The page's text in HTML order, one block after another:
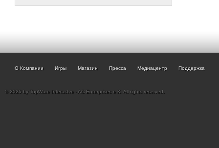
О Компании Игры Магазин Пресса Медиацентр Поддержка
© 2026 by TopWare Interactve - AC Enterprises e.K. All rights reserved.